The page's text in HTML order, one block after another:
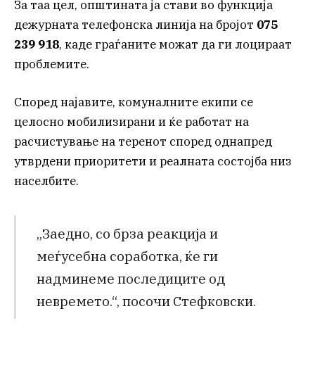
За таа цел, општината ја стави во функција
дежурната телефонска линија на бројот 075
239 918, каде граѓаните можат да ги лоцираат
проблемите.
Според најавите, комуналните екипи се
целосно мобилизирани и ќе работат на
расчистување на теренот според однапред
утврдени приоритети и реалната состојба низ
населбите.
„Заедно, со брза реакција и
меѓусебна соработка, ќе ги
надминеме последиците од
невремето.“, посочи Стефковски.